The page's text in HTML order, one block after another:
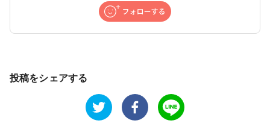
投稿をシェアする